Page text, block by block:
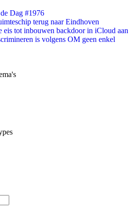
Dag #1976
terug naar Eindhoven
eis tot inbouwen backdoor in iCloud aan
is volgens OM geen enkel